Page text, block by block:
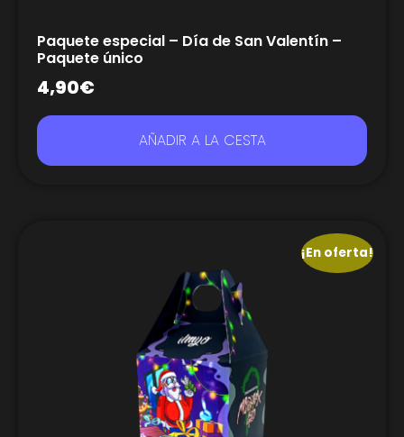
Paquete especial – Día de San Valentín –
Paquete único
4,90€
AÑADIR A LA CESTA
¡En oferta!